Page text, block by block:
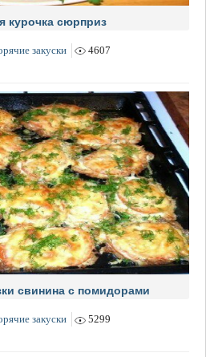
курочка сюрприз
закуски 4607
свинина с помидорами
закуски 5299